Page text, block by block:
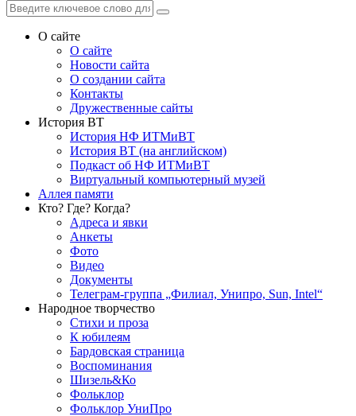
О сайте
О сайте
Новости сайта
О создании сайта
Контакты
Дружественные сайты
История ВТ
История НФ ИТМиВТ
История ВТ (на английском)
Подкаст об НФ ИТМиВТ
Виртуальный компьютерный музей
Аллея памяти
Кто? Где? Когда?
Адреса и явки
Анкеты
Фото
Видео
Документы
Телеграм-группа „Филиал, Унипро, Sun, Intel“
Народное творчество
Стихи и проза
К юбилеям
Бардовская страница
Воспоминания
Шизель&Ко
Фольклор
Фольклор УниПро